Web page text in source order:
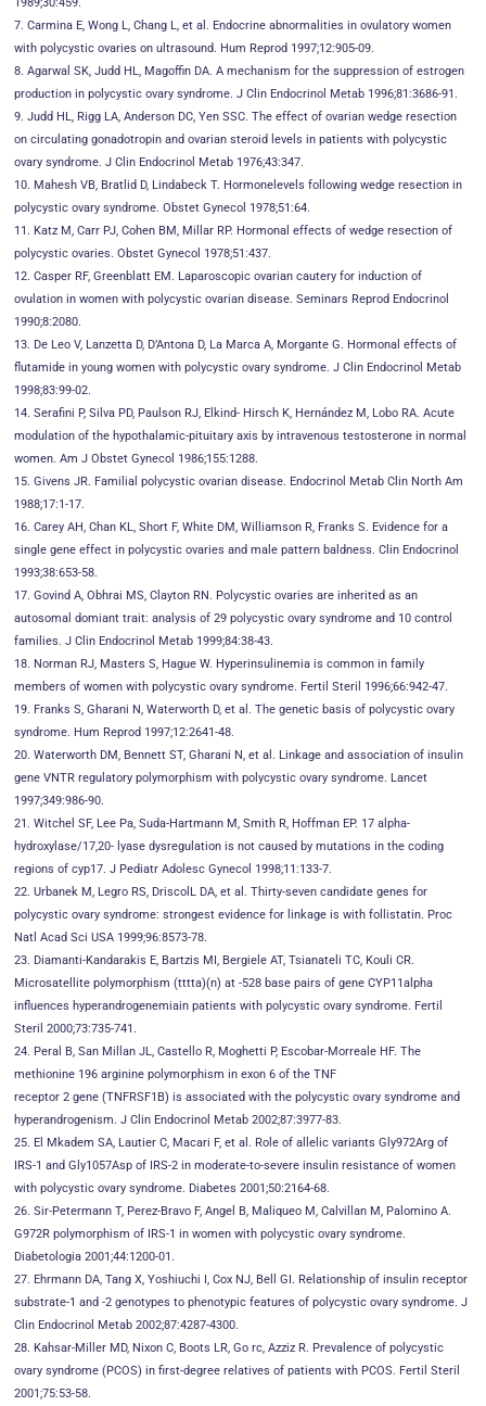
7. Carmina E, Wong L, Chang L, et al. Endocrine abnormalities in ovulatory women
with polycystic ovaries on ultrasound. Hum Reprod 1997;12:905-09.
8. Agarwal SK, Judd HL, Magoffin DA. A mechanism for the suppression of estrogen
production in polycystic ovary syndrome. J Clin Endocrinol Metab 1996;81:3686-91.
9. Judd HL, Rigg LA, Anderson DC, Yen SSC. The effect of ovarian wedge resection
on circulating gonadotropin and ovarian steroid levels in patients with polycystic
ovary syndrome. J Clin Endocrinol Metab 1976;43:347.
10. Mahesh VB, Bratlid D, Lindabeck T. Hormonelevels following wedge resection in
polycystic ovary syndrome. Obstet Gynecol 1978;51:64.
11. Katz M, Carr PJ, Cohen BM, Millar RP. Hormonal effects of wedge resection of
polycystic ovaries. Obstet Gynecol 1978;51:437.
12. Casper RF, Greenblatt EM. Laparoscopic ovarian cautery for induction of
ovulation in women with polycystic ovarian disease. Seminars Reprod Endocrinol
1990;8:2080.
13. De Leo V, Lanzetta D, D’Antona D, La Marca A, Morgante G. Hormonal effects of
flutamide in young women with polycystic ovary syndrome. J Clin Endocrinol Metab
1998;83:99-02.
14. Serafini P, Silva PD, Paulson RJ, Elkind- Hirsch K, Hernández M, Lobo RA. Acute
modulation of the hypothalamic-pituitary axis by intravenous testosterone in normal
women. Am J Obstet Gynecol 1986;155:1288.
15. Givens JR. Familial polycystic ovarian disease. Endocrinol Metab Clin North Am
1988;17:1-17.
16. Carey AH, Chan KL, Short F, White DM, Williamson R, Franks S. Evidence for a
single gene effect in polycystic ovaries and male pattern baldness. Clin Endocrinol
1993;38:653-58.
17. Govind A, Obhrai MS, Clayton RN. Polycystic ovaries are inherited as an
autosomal domiant trait: analysis of 29 polycystic ovary syndrome and 10 control
families. J Clin Endocrinol Metab 1999;84:38-43.
18. Norman RJ, Masters S, Hague W. Hyperinsulinemia is common in family
members of women with polycystic ovary syndrome. Fertil Steril 1996;66:942-47.
19. Franks S, Gharani N, Waterworth D, et al. The genetic basis of polycystic ovary
syndrome. Hum Reprod 1997;12:2641-48.
20. Waterworth DM, Bennett ST, Gharani N, et al. Linkage and association of insulin
gene VNTR regulatory polymorphism with polycystic ovary syndrome. Lancet
1997;349:986-90.
21. Witchel SF, Lee Pa, Suda-Hartmann M, Smith R, Hoffman EP. 17 alpha-
hydroxylase/17,20- lyase dysregulation is not caused by mutations in the coding
regions of cyp17. J Pediatr Adolesc Gynecol 1998;11:133-7.
22. Urbanek M, Legro RS, DriscolL DA, et al. Thirty-seven candidate genes for
polycystic ovary syndrome: strongest evidence for linkage is with follistatin. Proc
Natl Acad Sci USA 1999;96:8573-78.
23. Diamanti-Kandarakis E, Bartzis MI, Bergiele AT, Tsianateli TC, Kouli CR.
Microsatellite polymorphism (tttta)(n) at -528 base pairs of gene CYP11alpha
influences hyperandrogenemiain patients with polycystic ovary syndrome. Fertil
Steril 2000;73:735-741.
24. Peral B, San Millan JL, Castello R, Moghetti P, Escobar-Morreale HF. The
methionine 196 arginine polymorphism in exon 6 of the TNF
receptor 2 gene (TNFRSF1B) is associated with the polycystic ovary syndrome and
hyperandrogenism. J Clin Endocrinol Metab 2002;87:3977-83.
25. El Mkadem SA, Lautier C, Macari F, et al. Role of allelic variants Gly972Arg of
IRS-1 and Gly1057Asp of IRS-2 in moderate-to-severe insulin resistance of women
with polycystic ovary syndrome. Diabetes 2001;50:2164-68.
26. Sir-Petermann T, Perez-Bravo F, Angel B, Maliqueo M, Calvillan M, Palomino A.
G972R polymorphism of IRS-1 in women with polycystic ovary syndrome.
Diabetologia 2001;44:1200-01.
27. Ehrmann DA, Tang X, Yoshiuchi I, Cox NJ, Bell GI. Relationship of insulin receptor
substrate-1 and -2 genotypes to phenotypic features of polycystic ovary syndrome. J
Clin Endocrinol Metab 2002;87:4287-4300.
28. Kahsar-Miller MD, Nixon C, Boots LR, Go rc, Azziz R. Prevalence of polycystic
ovary syndrome (PCOS) in first-degree relatives of patients with PCOS. Fertil Steril
2001;75:53-58.